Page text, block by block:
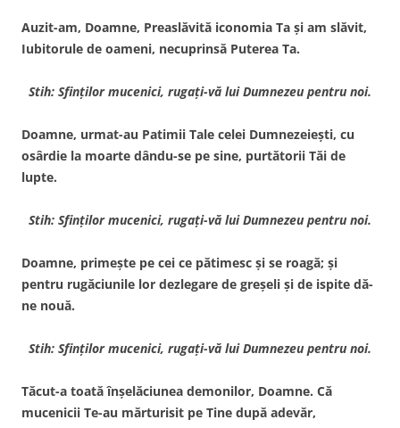
Auzit-am, Doamne, Preaslăvită iconomia Ta şi am slăvit,
Iubitorule de oameni, necuprinsă Puterea Ta.
Stih: Sfinţilor mucenici, rugaţi-vă lui Dumnezeu pentru noi.
Doamne, urmat-au Patimii Tale celei Dumnezeieşti, cu
osârdie la moarte dându-se pe sine, purtătorii Tăi de
lupte.
Stih: Sfinţilor mucenici, rugaţi-vă lui Dumnezeu pentru noi.
Doamne, primeşte pe cei ce pătimesc şi se roagă; şi
pentru rugăciunile lor dezlegare de greşeli şi de ispite dă-
ne nouă.
Stih: Sfinţilor mucenici, rugaţi-vă lui Dumnezeu pentru noi.
Tăcut-a toată înşelăciunea demonilor, Doamne. Că
mucenicii Te-au mărturisit pe Tine după adevăr,